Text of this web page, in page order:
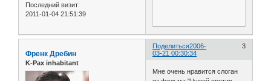
Последний визит:
2011-01-04 21:51:39
Поделиться 3
2006-
03-21 00:30:34
Френк Дребин
K-Pax inhabitant
Мне очень нравится слоган